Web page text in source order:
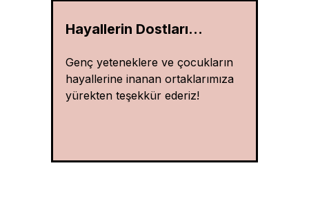
Hayallerin Dostları...
Genç yeteneklere ve çocukların
hayallerine inanan ortaklarımıza
yürekten teşekkür ederiz!